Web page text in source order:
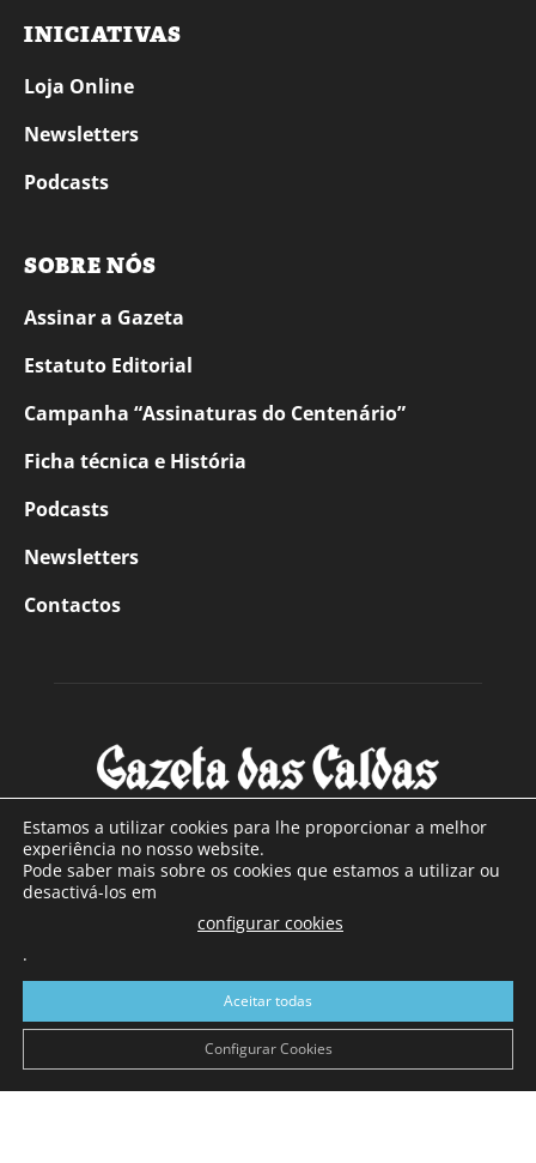
INICIATIVAS
Loja Online
Newsletters
Podcasts
SOBRE NÓS
Assinar a Gazeta
Estatuto Editorial
Campanha “Assinaturas do Centenário”
Ficha técnica e História
Podcasts
Newsletters
Contactos
SOBRE NÓS
Com sede nas Caldas da Rainha e mais de 90 anos de
a sul de distrito de Leiria, com mais de 40.000 leitores por
toda a região Oeste. Jornal com distribuição em Portugal
Continental e assinatura online.
Estamos a utilizar cookies para lhe proporcionar a melhor
experiência no nosso website.
Pode saber mais sobre os cookies que estamos a utilizar ou
desactivá-los em
configurar cookies
.
Aceitar todas
Configurar Cookies